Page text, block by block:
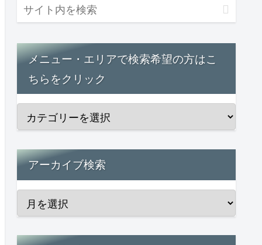
メニュー・エリアで検索希望の方はこ
ちらをクリック
アーカイブ検索